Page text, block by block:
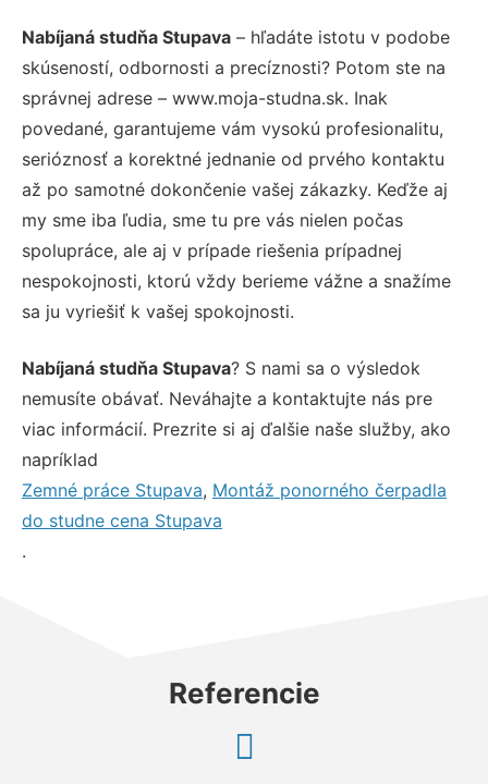
Nabíjaná studňa Stupava – hľadáte istotu v podobe
skúseností, odbornosti a precíznosti? Potom ste na
správnej adrese – www.moja-studna.sk. Inak
povedané, garantujeme vám vysokú profesionalitu,
serióznosť a korektné jednanie od prvého kontaktu
až po samotné dokončenie vašej zákazky. Keďže aj
my sme iba ľudia, sme tu pre vás nielen počas
spolupráce, ale aj v prípade riešenia prípadnej
nespokojnosti, ktorú vždy berieme vážne a snažíme
sa ju vyriešiť k vašej spokojnosti.
Nabíjaná studňa Stupava? S nami sa o výsledok
nemusíte obávať. Neváhajte a kontaktujte nás pre
viac informácií. Prezrite si aj ďalšie naše služby, ako
napríklad
Zemné práce Stupava, Montáž ponorného čerpadla
do studne cena Stupava
.
Referencie